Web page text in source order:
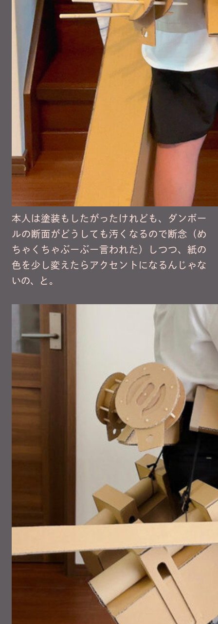
本人は塗装もしたがったけれども、ダンボー
ルの断面がどうしても汚くなるので断念（め
ちゃくちゃぶーぶー言われた）しつつ、紙の
色を少し変えたらアクセントになるんじゃな
いの、と。